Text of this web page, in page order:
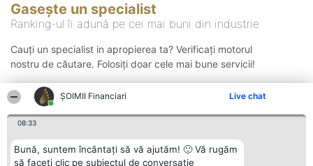
ȘOIMII Financiari Live chat
08:33
Bună, suntem încântați să vă ajutăm! 🙂 Vă rugăm
să faceți clic pe subiectul de conversație
Gasește un specialist
Ranking-ul îi adună pe cei mai buni din industrie
Cauți un specialist in apropierea ta? Verificați motorul
nostru de căutare. Folosiți doar cele mai bune servicii!